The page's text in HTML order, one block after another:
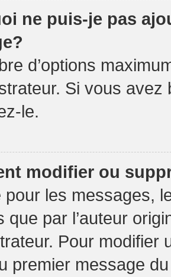
ne puis-je pas
d’options
Si vous
le.
modifier ou
pour les messages,
que par l’auteur
Pour modifier
premier message